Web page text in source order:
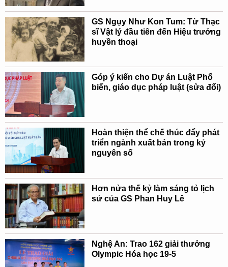
GS Ngụy Như Kon Tum: Từ Thạc
sĩ Vật lý đầu tiên đến Hiệu trưởng
huyền thoại
Góp ý kiến cho Dự án Luật Phổ
biến, giáo dục pháp luật (sửa đổi)
Hoàn thiện thể chế thúc đẩy phát
triển ngành xuất bản trong kỷ
nguyên số
Hơn nửa thế kỷ làm sáng tỏ lịch
sử của GS Phan Huy Lê
Nghệ An: Trao 162 giải thưởng
Olympic Hóa học 19-5